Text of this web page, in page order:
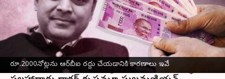
రూ.2000నోట్లను ఆర్‌బీఐ రద్దు చేయడానికి కారణాలు ఇవే
ఈ వార్తాకథనం ఏంటి
రిజర్వ్ బ్యాంక్ ఆఫ్ ఇండియా(ఆర్ బి ఐ) శుక్రవారం
రూ.2,000కరెన్సీనోట్లను రద్దు చేసిన విషయం
తెలిసిందే. అయితే ఈ చర్యను మాజీ ప్రధాన ఆర్థిక